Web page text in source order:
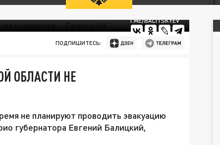
T.ME/BALITSKYEV
ПОДПИШИТЕСЬ:
ОБЛАСТИ НЕ
не планируют проводить эвакуацию
губернатора Евгений Балицкий,